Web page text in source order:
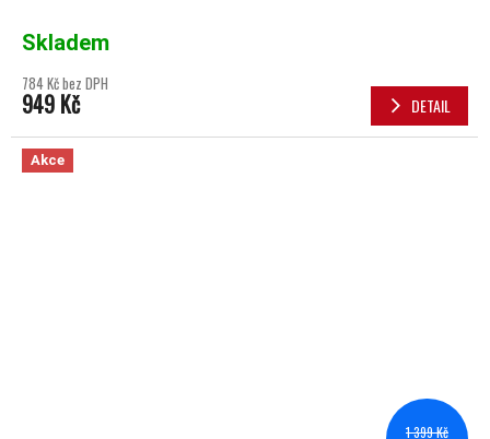
Skladem
784 Kč bez DPH
949 Kč DETAIL
Akce
1 399 Kč